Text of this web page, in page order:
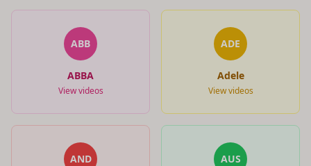
ABB
ABBA
View videos
ADE
Adele
View videos
AND AUS